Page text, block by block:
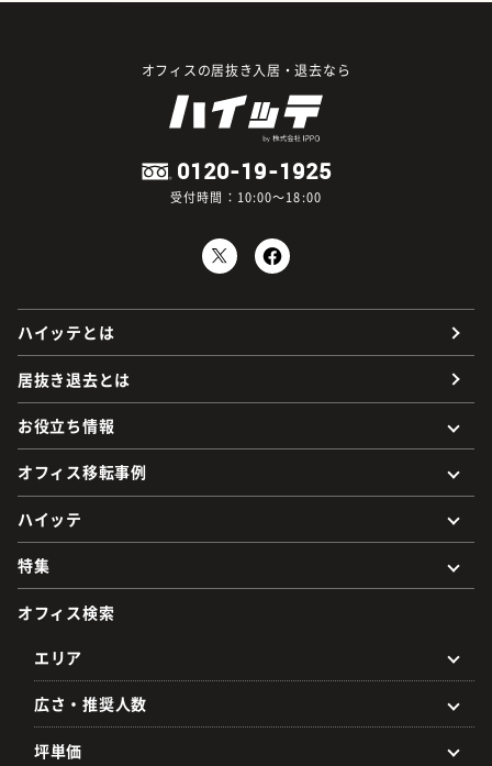
オフィスの居抜き入居・退去なら
0120-19-1925
受付時間：10:00～18:00
ハイッテとは
居抜き退去とは
お役立ち情報
オフィス移転事例
ハイッテ
特集
オフィス検索
エリア
広さ・推奨人数
坪単価